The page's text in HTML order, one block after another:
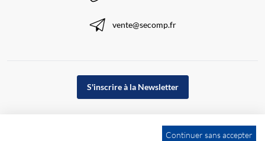
vente@secomp.fr
S'inscrire à la Newsletter
Continuer sans accepter